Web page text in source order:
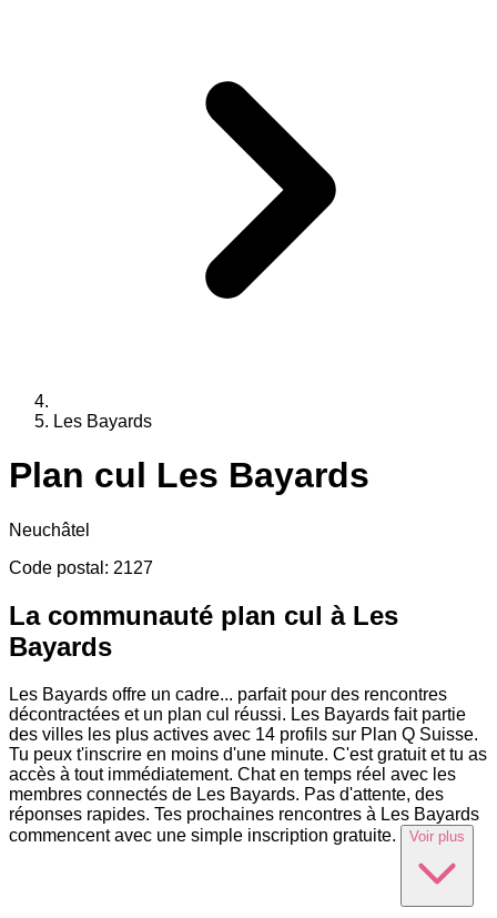
Les Bayards
Plan cul Les Bayards
Neuchâtel
Code postal : 2127
La communauté plan cul à Les
Bayards
Les Bayards offre un cadre... parfait pour des rencontres
décontractées et un plan cul réussi. Les Bayards fait partie
des villes les plus actives avec 14 profils sur Plan Q Suisse.
Tu peux t'inscrire en moins d'une minute. C'est gratuit et tu as
accès à tout immédiatement. Chat en temps réel avec les
membres connectés de Les Bayards. Pas d'attente, des
réponses rapides. Tes prochaines rencontres à Les Bayards
commencent avec une simple inscription gratuite.
Voir plus